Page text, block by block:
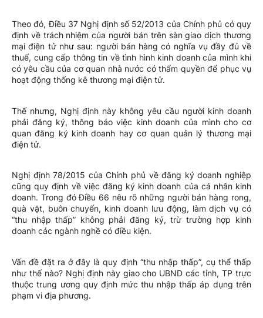
Theo đó, Điều 37 Nghị định số 52/2013 của Chính phủ có quy
định về trách nhiệm của người bán trên sàn giao dịch thương
mại điện tử như sau: người bán hàng có nghĩa vụ đầy đủ về
thuế, cung cấp thông tin về tình hình kinh doanh của mình khi
có yêu cầu của cơ quan nhà nước có thẩm quyền để phục vụ
hoạt động thống kê thương mại điện tử.
Thế nhưng, Nghị định này không yêu cầu người kinh doanh
phải đăng ký, thông báo việc kinh doanh của mình cho cơ
quan đăng ký kinh doanh hay cơ quan quản lý thương mại
điện tử.
Nghị định 78/2015 của Chính phủ về đăng ký doanh nghiệp
cũng quy định về việc đăng ký kinh doanh của cá nhân kinh
doanh. Trong đó Điều 66 nêu rõ những người bán hàng rong,
quà vặt, buôn chuyến, kinh doanh lưu động, làm dịch vụ có
“thu nhập thấp” không phải đăng ký, trừ trường hợp kinh
doanh các ngành nghề có điều kiện.
Vấn đề đặt ra ở đây là quy định “thu nhập thấp”, cụ thể thấp
như thế nào? Nghị định này giao cho UBND các tỉnh, TP trực
thuộc trung ương quy định mức thu nhập thấp áp dụng trên
phạm vi địa phương.